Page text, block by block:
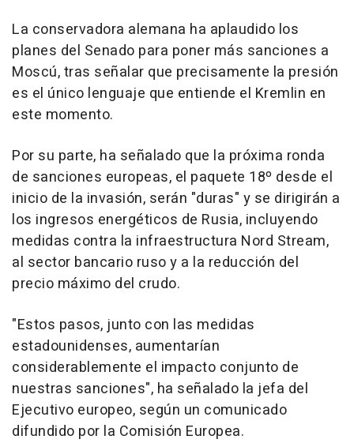
La conservadora alemana ha aplaudido los
planes del Senado para poner más sanciones a
Moscú, tras señalar que precisamente la presión
es el único lenguaje que entiende el Kremlin en
este momento.
Por su parte, ha señalado que la próxima ronda
de sanciones europeas, el paquete 18º desde el
inicio de la invasión, serán "duras" y se dirigirán a
los ingresos energéticos de Rusia, incluyendo
medidas contra la infraestructura Nord Stream,
al sector bancario ruso y a la reducción del
precio máximo del crudo.
"Estos pasos, junto con las medidas
estadounidenses, aumentarían
considerablemente el impacto conjunto de
nuestras sanciones", ha señalado la jefa del
Ejecutivo europeo, según un comunicado
difundido por la Comisión Europea.